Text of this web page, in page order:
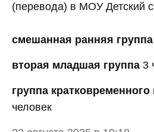
(перевода) в МОУ Детский
смешанная ранняя группа
вторая младшая группа 3
группа
человек